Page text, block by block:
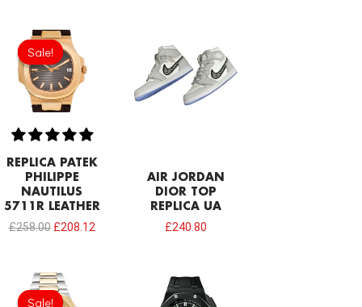
Sale!
Sale!
REPLICA PATEK
PHILIPPE
NAUTILUS
5711R LEATHER
£258.00
Original
price
was:
£258.00.
£208.12
AIR JORDAN
DIOR TOP
REPLICA UA
£240.80
Sale!
Sale!
Original
price